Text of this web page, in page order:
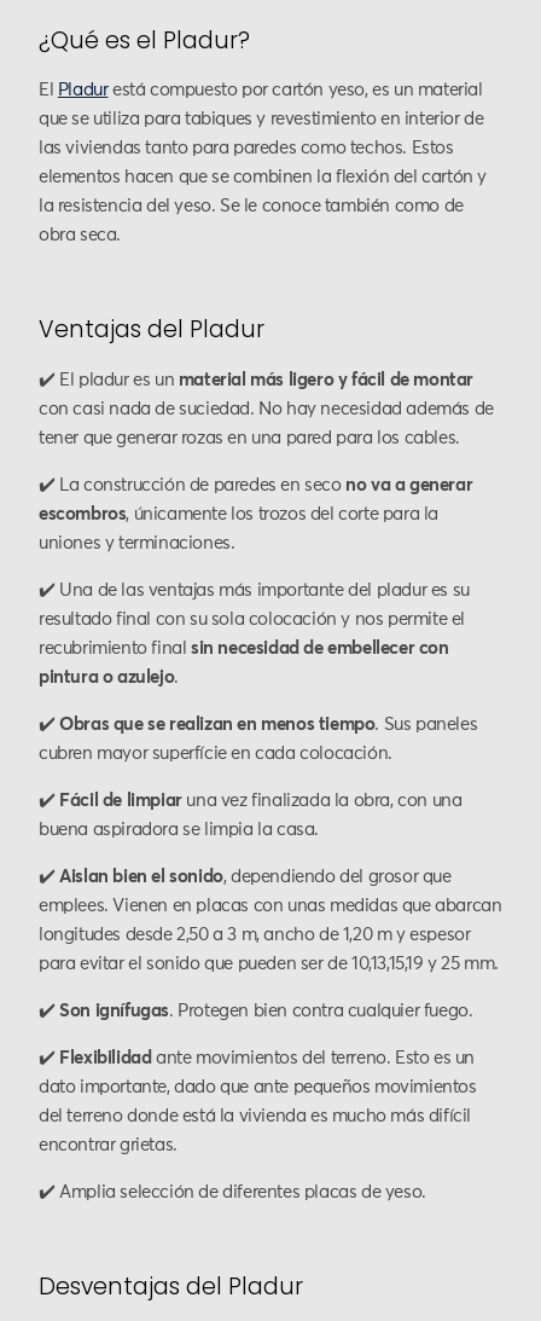
¿Qué es el Pladur?
El Pladurestá compuesto por cartón yeso, es un material
que se utiliza para tabiques y revestimiento en interior de
las viviendas tanto para paredes como techos. Estos
elementos hacen que se combinen la flexión del cartón y
la resistencia del yeso. Se le conoce también como de
obra seca.
Ventajas del Pladur
✔️ El pladur es un material más ligero y fácil de montar
con casi nada de suciedad. No hay necesidad además de
tener que generar rozas en una pared para los cables.
✔️ La construcción de paredes en seco no va a generar
escombros, únicamente los trozos del corte para la
uniones y terminaciones.
✔️ Una de las ventajas más importante del pladur es su
resultado final con su sola colocación y nos permite el
recubrimiento final sin necesidad de embellecer con
pintura o azulejo.
✔️Obras que se realizan en menos tiempo. Sus paneles
cubren mayor superfície en cada colocación.
✔️ Fácil de limpiaruna vez finalizada la obra, con una
buena aspiradora se limpia la casa.
✔️Aislan bien el sonido, dependiendo del grosor que
emplees. Vienen en placas con unas medidas que abarcan
longitudes desde 2,50 a 3 m, ancho de 1,20 m y espesor
para evitar el sonido que pueden ser de 10,13,15,19 y 25 mm.
✔️Son ignífugas. Protegen bien contra cualquier fuego.
✔️ Flexibilidad ante movimientos del terreno. Esto es un
dato importante, dado que ante pequeños movimientos
del terreno donde está la vivienda es mucho más difícil
encontrar grietas.
✔️ Amplia selección de diferentes placas de yeso.
Desventajas del Pladur